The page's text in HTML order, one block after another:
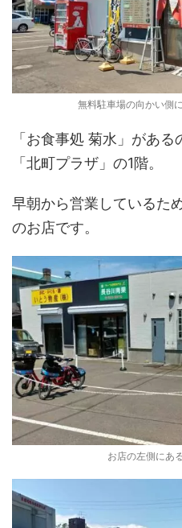
無料駐車場の向かい側
「お食事処 菊水」があ
「北町プラザ」の1階。
早朝から営業しているた
のお店です。
お店の左側にあ